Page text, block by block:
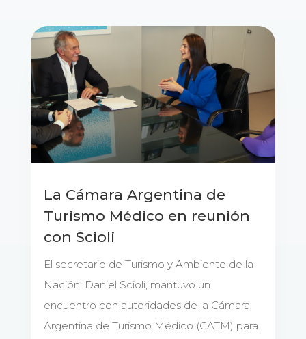
La Cámara Argentina de
Turismo Médico en reunión
con Scioli
El secretario de Turismo y Ambiente de la
Nación, Daniel Scioli, mantuvo un
encuentro con autoridades de la Cámara
Argentina de Turismo Médico (CATM) para